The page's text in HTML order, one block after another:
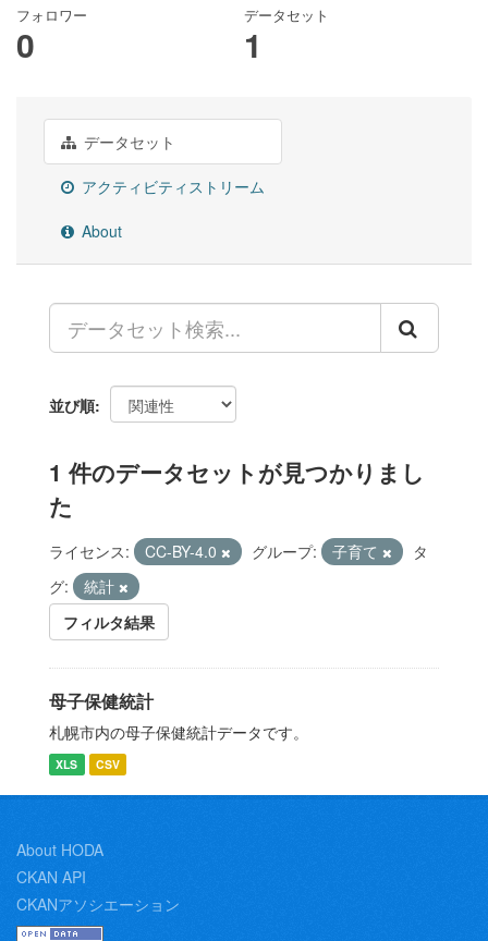
フォロワー
0
データセット
1
データセット
アクティビティストリーム
About
並び順
1 件のデータセットが見つかりまし
た
ライセンス: CC-BY-4.0 グループ: 子育て
タ
グ:
統計
フィルタ結果
母子保健統計
札幌市内の母子保健統計データです。
XLS CSV
About HODA
CKAN API
CKANアソシエーション